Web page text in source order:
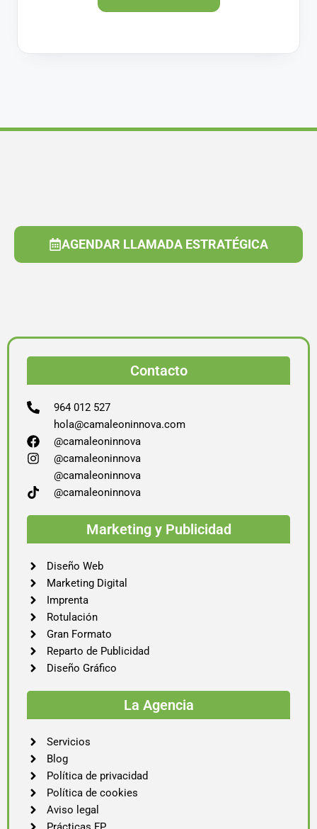
AGENDAR LLAMADA ESTRATÉGICA
Contacto
964 012 527
hola@camaleoninnova.com
@camaleoninnova
@camaleoninnova
@camaleoninnova
@camaleoninnova
Marketing y Publicidad
Diseño Web
Marketing Digital
Imprenta
Rotulación
Gran Formato
Reparto de Publicidad
Diseño Gráfico
La Agencia
Servicios
Blog
Política de privacidad
Política de cookies
Aviso legal